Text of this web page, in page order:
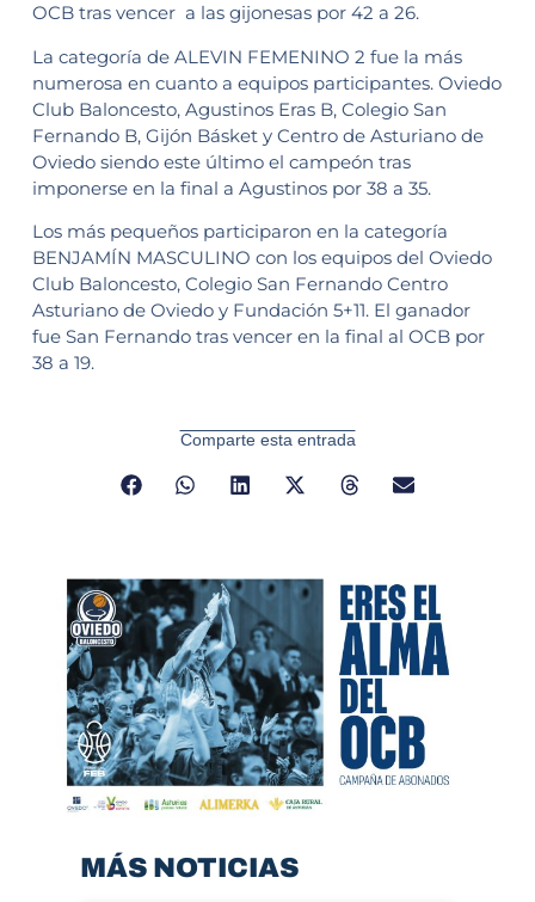
OCB tras vencer a las gijonesas por 42 a 26.
La categoría de ALEVIN FEMENINO 2 fue la más
numerosa en cuanto a equipos participantes. Oviedo
Club Baloncesto, Agustinos Eras B, Colegio San
Fernando B, Gijón Básket y Centro de Asturiano de
Oviedo siendo este último el campeón tras
imponerse en la final a Agustinos por 38 a 35.
Los más pequeños participaron en la categoría
BENJAMÍN MASCULINO con los equipos del Oviedo
Club Baloncesto, Colegio San Fernando Centro
Asturiano de Oviedo y Fundación 5+11. El ganador
fue San Fernando tras vencer en la final al OCB por
38 a 19.
Comparte esta entrada
MÁS NOTICIAS